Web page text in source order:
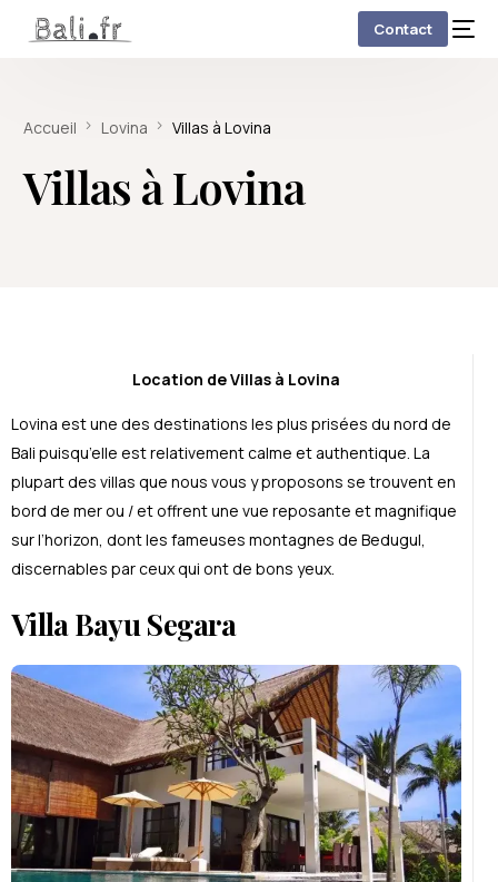
Contact
Accueil Lovina Villas à Lovina
Villas à Lovina
Location de Villas à Lovina
Lovina est une des destinations les plus prisées du nord de
Bali puisqu’elle est relativement calme et authentique. La
plupart des villas que nous vous y proposons se trouvent en
bord de mer ou / et offrent une vue reposante et magnifique
sur l’horizon, dont les fameuses montagnes de Bedugul,
discernables par ceux qui ont de bons yeux.
Villa Bayu Segara